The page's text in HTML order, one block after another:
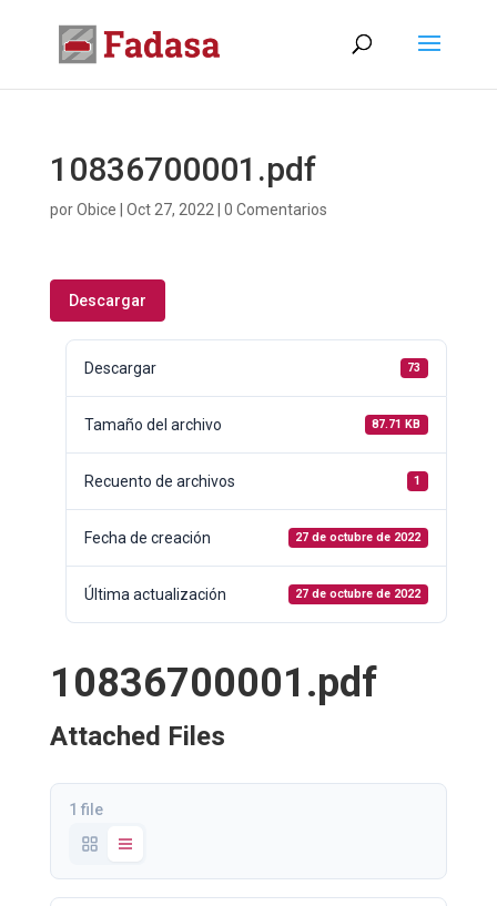
10836700001.pdf
porObice Oct 27, 2022 0 Comentarios
Descargar
Descargar 73
Tamaño del archivo 87.71 KB
Recuento de archivos 1
Fecha de creación 27 de octubre de 2022
Última actualización 27 de octubre de 2022
10836700001.pdf
Attached Files
1 file